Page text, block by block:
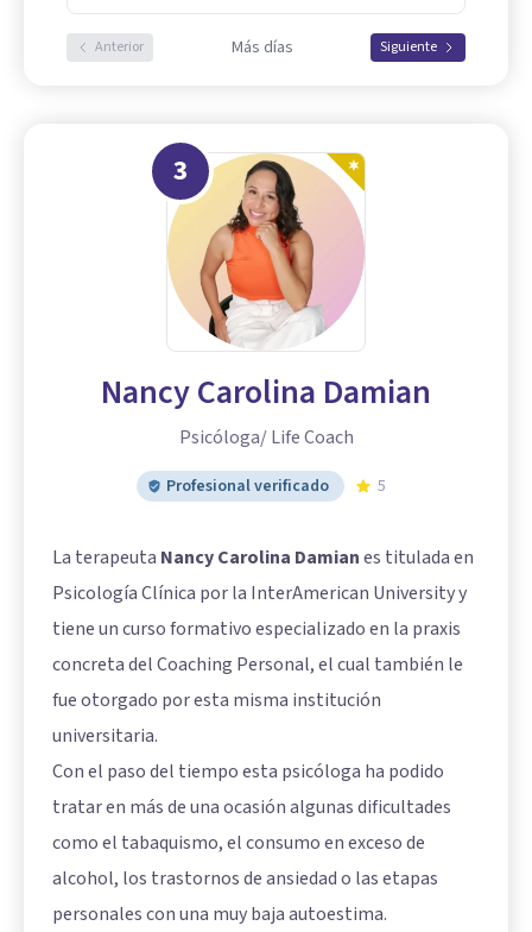
Anterior Más días Siguiente
3
Nancy Carolina Damian
Psicóloga/ Life Coach
Profesional verificado 5
La terapeuta Nancy Carolina Damianes titulada en
Psicología Clínica por la InterAmerican University y
tiene un curso formativo especializado en la praxis
concreta del Coaching Personal, el cual también le
fue otorgado por esta misma institución
universitaria.
Con el paso del tiempo esta psicóloga ha podido
tratar en más de una ocasión algunas dificultades
como el tabaquismo, el consumo en exceso de
alcohol, los trastornos de ansiedad o las etapas
personales con una muy baja autoestima.